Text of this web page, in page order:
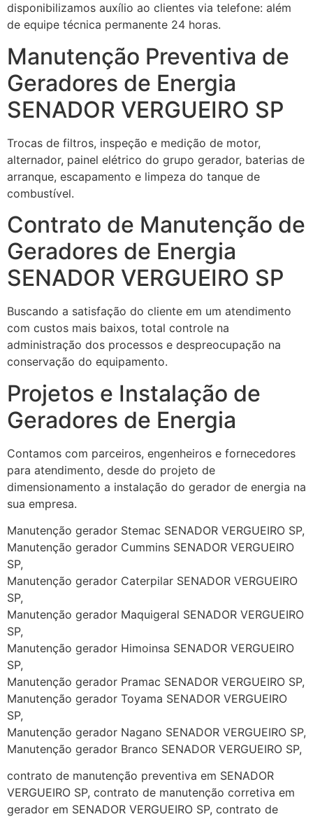
disponibilizamos auxílio ao clientes via telefone: além
de equipe técnica permanente 24 horas.
Manutenção Preventiva de
Geradores de Energia
SENADOR VERGUEIRO SP
Trocas de filtros, inspeção e medição de motor,
alternador, painel elétrico do grupo gerador, baterias de
arranque, escapamento e limpeza do tanque de
combustível.
Contrato de Manutenção de
Geradores de Energia
SENADOR VERGUEIRO SP
Buscando a satisfação do cliente em um atendimento
com custos mais baixos, total controle na
administração dos processos e despreocupação na
conservação do equipamento.
Projetos e Instalação de
Geradores de Energia
Contamos com parceiros, engenheiros e fornecedores
para atendimento, desde do projeto de
dimensionamento a instalação do gerador de energia na
sua empresa.
Manutenção gerador Stemac SENADOR VERGUEIRO SP,
Manutenção gerador Cummins SENADOR VERGUEIRO
SP,
Manutenção gerador Caterpilar SENADOR VERGUEIRO
SP,
Manutenção gerador Maquigeral SENADOR VERGUEIRO
SP,
Manutenção gerador Himoinsa SENADOR VERGUEIRO
SP,
Manutenção gerador Pramac SENADOR VERGUEIRO SP,
Manutenção gerador Toyama SENADOR VERGUEIRO
SP,
Manutenção gerador Nagano SENADOR VERGUEIRO SP,
Manutenção gerador Branco SENADOR VERGUEIRO SP,
contrato de manutenção preventiva em SENADOR
VERGUEIRO SP, contrato de manutenção corretiva em
gerador em SENADOR VERGUEIRO SP, contrato de